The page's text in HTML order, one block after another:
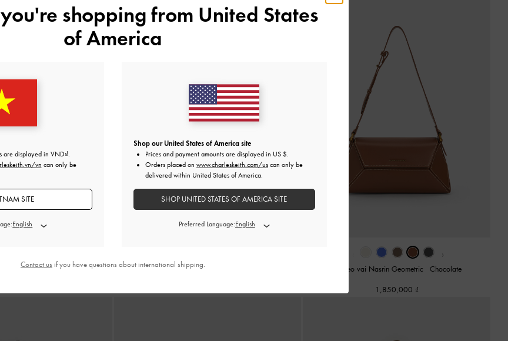
nắp gập Front Flap- Noir
Túi xách phom chữ nhật Double Top Handle
›
Túi đeo vai Nasrin Geometric
-Chocolate
1,850,000
shopping from United States
of America
are displayed in VND .
vn can only be
SITE
Shop our United States of America site
Prices and payment amounts are displayed in US $
Orders placed on www.charleskeith.com/us can only be
delivered within United States of America.
SHOP UNITED STATES OF AMERICA SITE
Preferred Language:
Contact us if you have questions about international shipping.